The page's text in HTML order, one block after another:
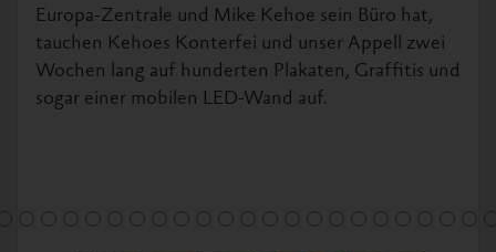
Europa-Zentrale und Mike Kehoe sein Büro hat,
tauchen Kehoes Konterfei und unser Appell zwei
Wochen lang auf hunderten Plakaten, Graffitis und
sogar einer mobilen LED-Wand auf.